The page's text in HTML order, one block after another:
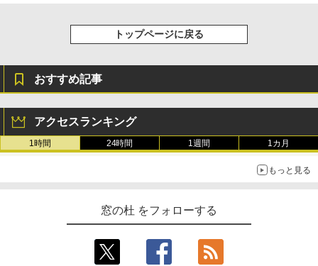
トップページに戻る
おすすめ記事
アクセスランキング
1時間 24時間 1週間 1カ月
もっと見る
窓の杜 をフォローする